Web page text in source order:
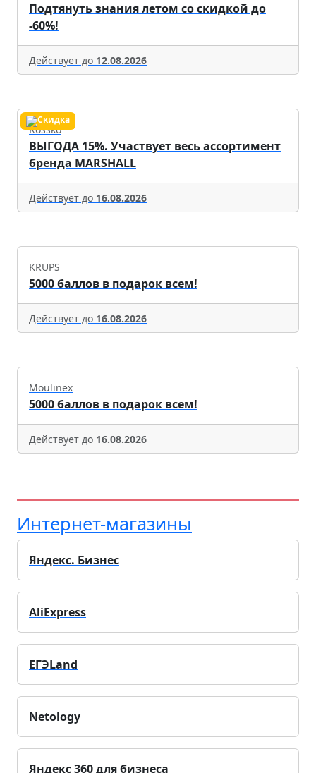
Подтянуть знания летом со скидкой до
-60%!
Действует до 12.08.2026
Rossko
ВЫГОДА 15%. Участвует весь ассортимент
бренда MARSHALL
Действует до 16.08.2026
KRUPS
5000 баллов в подарок всем!
Действует до 16.08.2026
Moulinex
5000 баллов в подарок всем!
Действует до 16.08.2026
Интернет-магазины
Яндекс. Бизнес
AliExpress
ЕГЭLand
Netology
Яндекс 360 для бизнеса